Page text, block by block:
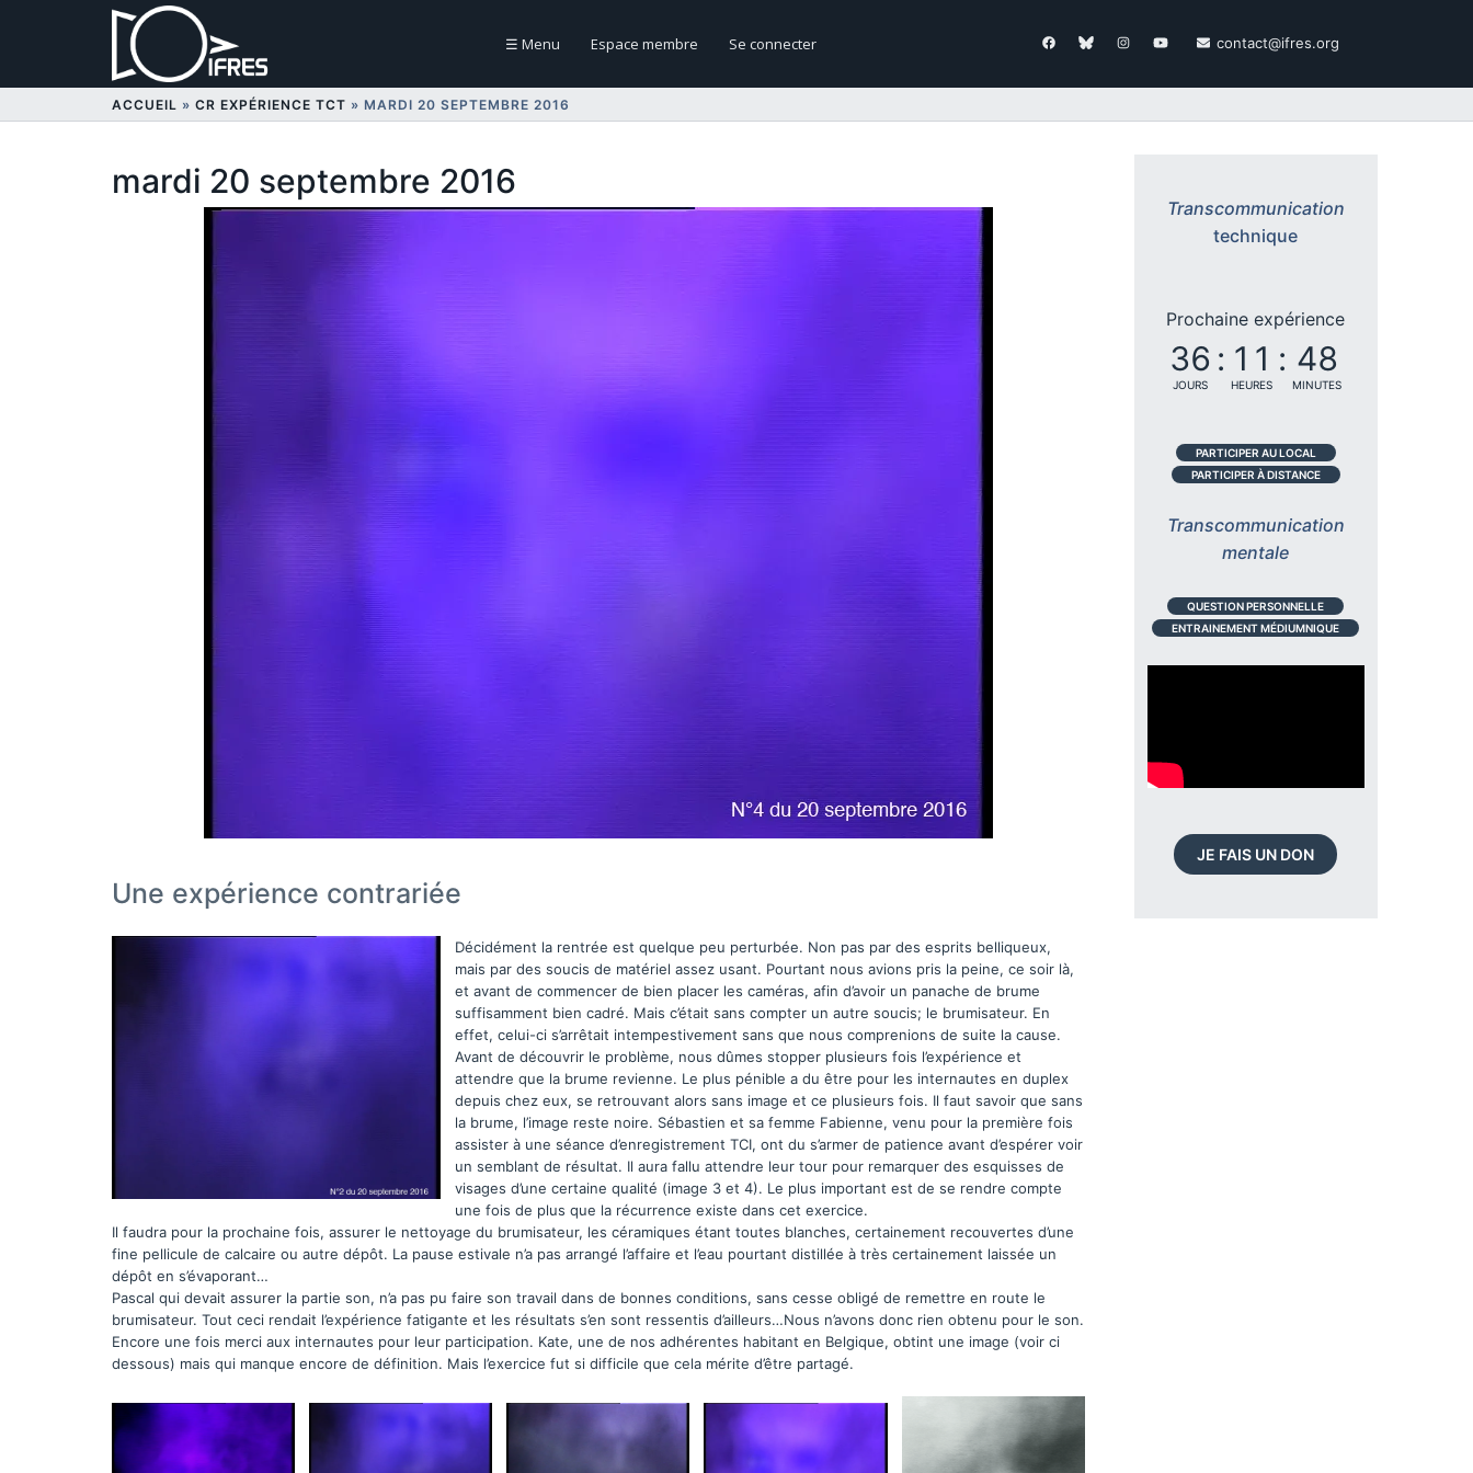
☰ Menu Espace membre Se connecter contact@ifres.org
ACCUEIL » CR EXPÉRIENCE TCT » MARDI 20 SEPTEMBRE 2016
mardi 20 septembre 2016
Une expérience contrariée
Décidément la rentrée est quelque peu perturbée. Non pas par des esprits belliqueux,
mais par des soucis de matériel assez usant. Pourtant nous avions pris la peine, ce soir là,
et avant de commencer de bien placer les caméras, afin d’avoir un panache de brume
suffisamment bien cadré. Mais c’était sans compter un autre soucis; le brumisateur. En
effet, celui-ci s’arrêtait intempestivement sans que nous comprenions de suite la cause.
Avant de découvrir le problème, nous dûmes stopper plusieurs fois l’expérience et
attendre que la brume revienne. Le plus pénible a du être pour les internautes en duplex
depuis chez eux, se retrouvant alors sans image et ce plusieurs fois. Il faut savoir que sans
la brume, l’image reste noire. Sébastien et sa femme Fabienne, venu pour la première fois
assister à une séance d’enregistrement TCI, ont du s’armer de patience avant d’espérer voir
un semblant de résultat. Il aura fallu attendre leur tour pour remarquer des esquisses de
visages d’une certaine qualité (image 3 et 4). Le plus important est de se rendre compte
une fois de plus que la récurrence existe dans cet exercice.
Il faudra pour la prochaine fois, assurer le nettoyage du brumisateur, les céramiques étant toutes blanches, certainement recouvertes d’une
fine pellicule de calcaire ou autre dépôt. La pause estivale n’a pas arrangé l’affaire et l’eau pourtant distillée à très certainement laissée un
dépôt en s’évaporant…
Pascal qui devait assurer la partie son, n’a pas pu faire son travail dans de bonnes conditions, sans cesse obligé de remettre en route le
brumisateur. Tout ceci rendait l’expérience fatigante et les résultats s’en sont ressentis d’ailleurs…Nous n’avons donc rien obtenu pour le son.
Encore une fois merci aux internautes pour leur participation. Kate, une de nos adhérentes habitant en Belgique, obtint une image (voir ci
dessous) mais qui manque encore de définition. Mais l’exercice fut si difficile que cela mérite d’être partagé.
Transcommunication
technique
Prochaine expérience
36
JOURS
: 11
HEURES
: 48
MINUTES
PARTICIPER AU LOCAL
PARTICIPER À DISTANCE
Transcommunication
mentale
QUESTION PERSONNELLE
ENTRAINEMENT MÉDIUMNIQUE
JE FAIS UN DON